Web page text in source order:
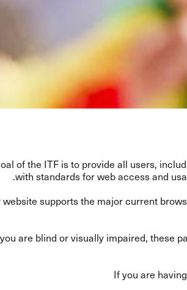
of the ITF is to provide all users,
with standards for web access and
website supports the major current
are blind or visually impaired, these
If you are